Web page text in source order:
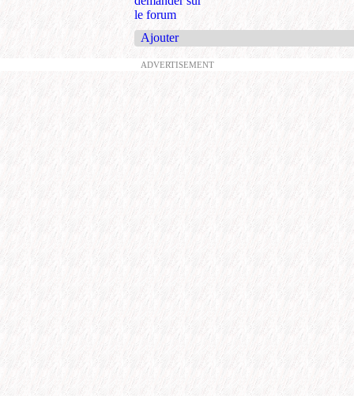
le forum
Ajouter
ADVERTISEMENT